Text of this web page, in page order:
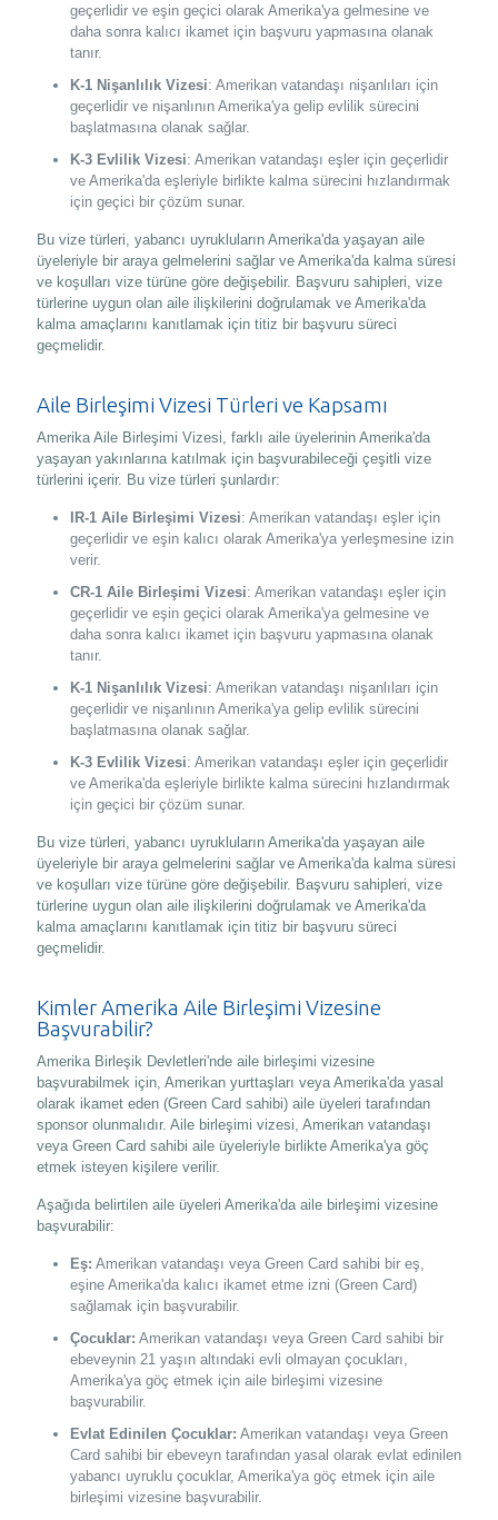
geçerlidir ve eşin geçici olarak Amerika'ya gelmesine ve
daha sonra kalıcı ikamet için başvuru yapmasına olanak
tanır.
K-1 Nişanlılık Vizesi: Amerikan vatandaşı nişanlıları için
geçerlidir ve nişanlının Amerika'ya gelip evlilik sürecini
başlatmasına olanak sağlar.
K-3 Evlilik Vizesi: Amerikan vatandaşı eşler için geçerlidir
ve Amerika'da eşleriyle birlikte kalma sürecini hızlandırmak
için geçici bir çözüm sunar.
Bu vize türleri, yabancı uyrukluların Amerika'da yaşayan aile
üyeleriyle bir araya gelmelerini sağlar ve Amerika'da kalma süresi
ve koşulları vize türüne göre değişebilir. Başvuru sahipleri, vize
türlerine uygun olan aile ilişkilerini doğrulamak ve Amerika'da
kalma amaçlarını kanıtlamak için titiz bir başvuru süreci
geçmelidir.
Aile Birleşimi Vizesi Türleri ve Kapsamı
Amerika Aile Birleşimi Vizesi, farklı aile üyelerinin Amerika'da
yaşayan yakınlarına katılmak için başvurabileceği çeşitli vize
türlerini içerir. Bu vize türleri şunlardır:
IR-1 Aile Birleşimi Vizesi: Amerikan vatandaşı eşler için
geçerlidir ve eşin kalıcı olarak Amerika'ya yerleşmesine izin
verir.
CR-1 Aile Birleşimi Vizesi: Amerikan vatandaşı eşler için
geçerlidir ve eşin geçici olarak Amerika'ya gelmesine ve
daha sonra kalıcı ikamet için başvuru yapmasına olanak
tanır.
K-1 Nişanlılık Vizesi: Amerikan vatandaşı nişanlıları için
geçerlidir ve nişanlının Amerika'ya gelip evlilik sürecini
başlatmasına olanak sağlar.
K-3 Evlilik Vizesi: Amerikan vatandaşı eşler için geçerlidir
ve Amerika'da eşleriyle birlikte kalma sürecini hızlandırmak
için geçici bir çözüm sunar.
Bu vize türleri, yabancı uyrukluların Amerika'da yaşayan aile
üyeleriyle bir araya gelmelerini sağlar ve Amerika'da kalma süresi
ve koşulları vize türüne göre değişebilir. Başvuru sahipleri, vize
türlerine uygun olan aile ilişkilerini doğrulamak ve Amerika'da
kalma amaçlarını kanıtlamak için titiz bir başvuru süreci
geçmelidir.
Kimler Amerika Aile Birleşimi Vizesine
Başvurabilir?
Amerika Birleşik Devletleri'nde aile birleşimi vizesine
başvurabilmek için, Amerikan yurttaşları veya Amerika'da yasal
olarak ikamet eden (Green Card sahibi) aile üyeleri tarafından
sponsor olunmalıdır. Aile birleşimi vizesi, Amerikan vatandaşı
veya Green Card sahibi aile üyeleriyle birlikte Amerika'ya göç
etmek isteyen kişilere verilir.
Aşağıda belirtilen aile üyeleri Amerika'da aile birleşimi vizesine
başvurabilir:
Eş: Amerikan vatandaşı veya Green Card sahibi bir eş,
eşine Amerika'da kalıcı ikamet etme izni (Green Card)
sağlamak için başvurabilir.
Çocuklar: Amerikan vatandaşı veya Green Card sahibi bir
ebeveynin 21 yaşın altındaki evli olmayan çocukları,
Amerika'ya göç etmek için aile birleşimi vizesine
başvurabilir.
Evlat Edinilen Çocuklar: Amerikan vatandaşı veya Green
Card sahibi bir ebeveyn tarafından yasal olarak evlat edinilen
yabancı uyruklu çocuklar, Amerika'ya göç etmek için aile
birleşimi vizesine başvurabilir.